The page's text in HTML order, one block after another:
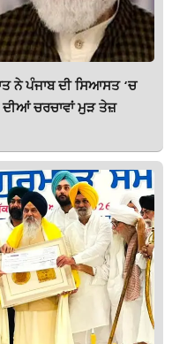
ਨੇ ਪੰਜਾਬ ਦੀ ਸਿਆਸਤ ‘ਚ
ਚਰਚਾਵਾਂ ਮੁੜ ਤੇਜ਼